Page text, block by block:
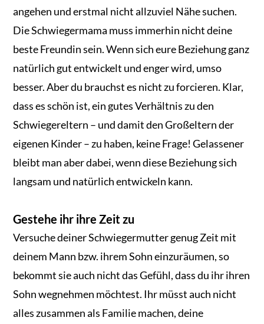
angehen und erstmal nicht allzuviel Nähe suchen.
Die Schwiegermama muss immerhin nicht deine
beste Freundin sein. Wenn sich eure Beziehung ganz
natürlich gut entwickelt und enger wird, umso
besser. Aber du brauchst es nicht zu forcieren. Klar,
dass es schön ist, ein gutes Verhältnis zu den
Schwiegereltern – und damit den Großeltern der
eigenen Kinder – zu haben, keine Frage! Gelassener
bleibt man aber dabei, wenn diese Beziehung sich
langsam und natürlich entwickeln kann.
Gestehe ihr ihre Zeit zu
Versuche deiner Schwiegermutter genug Zeit mit
deinem Mann bzw. ihrem Sohn einzuräumen, so
bekommt sie auch nicht das Gefühl, dass du ihr ihren
Sohn wegnehmen möchtest. Ihr müsst auch nicht
alles zusammen als Familie machen, deine